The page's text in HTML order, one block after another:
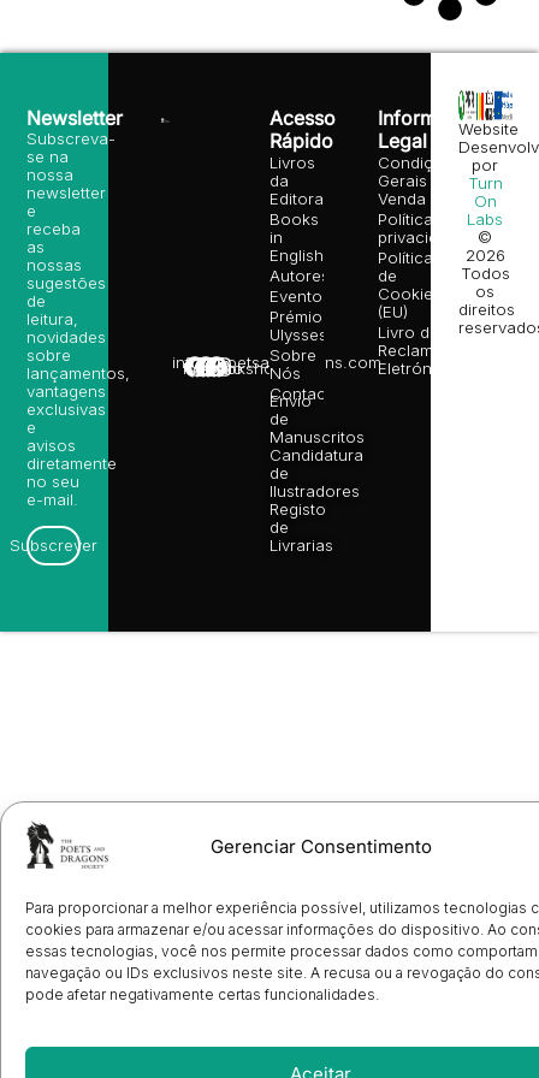
Gerenciar Consentimento
Para proporcionar a melhor experiência possível, utilizamos tecnologias
cookies para armazenar e/ou acessar informações do dispositivo. Ao
essas tecnologias, você nos permite processar dados como
navegação ou IDs exclusivos neste site. A recusa ou a revogação do
pode afetar negativamente certas funcionalidades.
Aceitar
info@poetsandragons.com
Infantil
Adulto
Bookshop
Acesso
Rápido
Livros
da
Editora
Books
in
English
Autores
Eventos
Prémio
Ulysses
Sobre
Nós
Contactos
Envio
de
Manuscritos
Candidatura
de
Ilustradores
Registo
de
Livrarias
Informação
Legal
Condições
Gerais de
Venda
Política de
privacidade
Política
de
Cookies
(EU)
Livro de
Reclamações
Eletrónico
Newsletter
Subscreva-
se na
nossa
newsletter
e
receba
as
nossas
sugestões
de
leitura,
novidades
sobre
lançamentos,
vantagens
exclusivas
e
avisos
diretamente
no seu
e-mail.
Subscrever
Website
por
Turn
On
Labs
©
2026
Todos
os
direitos